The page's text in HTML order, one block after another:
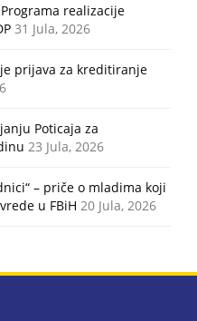
realizacije
31 Jula, 2026
prijava za kreditiranje
Poticaja za
23 Jula, 2026
– priče o mladima koji
u FBiH 20 Jula, 2026